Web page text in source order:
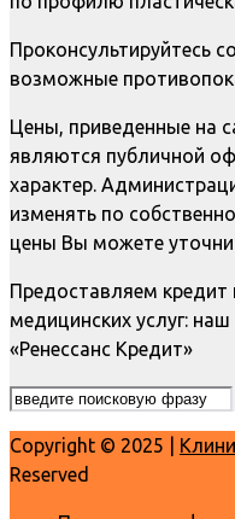
Проконсультируйтесь
возможные
Цены, приведенные на
являются публичной
характер.
изменять по
цены Вы можете
Предоставляем кредит
медицинских услуг:
«Ренессанс Кредит»
Copyright © 2025 |
Reserved